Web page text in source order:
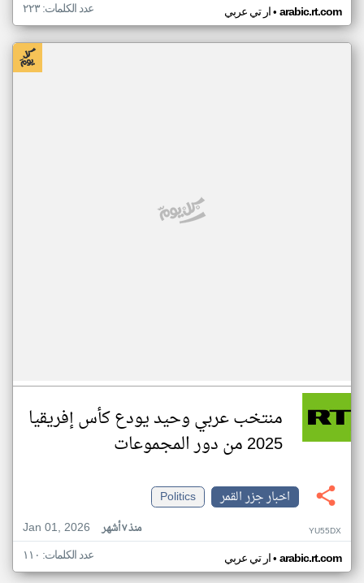
ار تي عربي• arabic.rt.com عدد الكلمات: ٢٢٣
منتخب عربي وحيد يودع كأس إفريقيا
2025 من دور المجموعات
اخبار جزر القمر
Politics
Jan 01, 2026
منذ ٧ أشهر YU55DX
ار تي عربي• arabic.rt.com عدد الكلمات: ١١٠